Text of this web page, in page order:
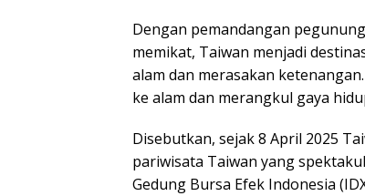
Dengan pemandangan
memikat, Taiwan menjadi
alam dan merasakan
ke alam dan merangkul gaya
Disebutkan, sejak 8 April 2025
pariwisata Taiwan yang
Gedung Bursa Efek Indonesia